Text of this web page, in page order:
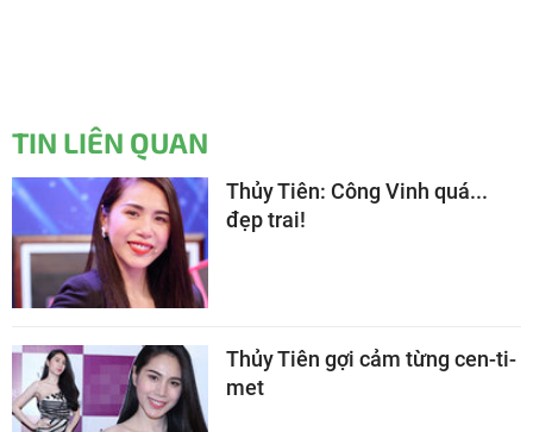
TIN LIÊN QUAN
Thủy Tiên: Công Vinh quá...
đẹp trai!
Thủy Tiên gợi cảm từng cen-ti-
met